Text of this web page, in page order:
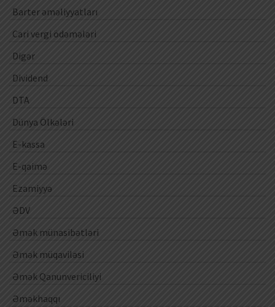
Barter əməliyyatları
Cari vergi ödəmələri
Digər
Dividend
DTA
Dünya Ölkələri
E-kassa
E-qaimə
Ezamiyyə
ƏDV
Əmək münasibətləri
Əmək müqaviləsi
Əmək Qanunvericiliyi
Əməkhaqqı